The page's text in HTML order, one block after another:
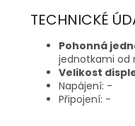
TECHNICKÉ
Pohonná
jednotkami od
Velikost
Napájení: -
Připojení: -